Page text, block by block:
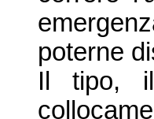
poterne
Il tipo,